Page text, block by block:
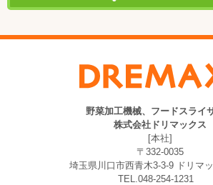
野菜加工機械、フードスライ
株式会社ドリマックス
[本社]
〒332-0035
埼玉県川口市西青木3-3-9 ドリマ
TEL.048-254-1231